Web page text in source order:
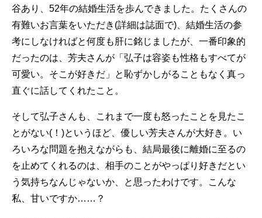
谷あり、52年の結婚生活を歩んできました。たくさんの
有難いお言葉をいただき(詳細は誌面で)、結婚生活の参
考にしなければと何度も肝に銘じましたが、一番印象的
だったのは、芳夫さんが「弘子は容姿も性格もすべてが
可愛い。そこが好きだ」と恥ずかしがることもなく真っ
直ぐに話してくれたこと。
そして弘子さんも、これまで一度も怒ったことを見たこ
とがない(！)というほど、優しい芳夫さんが大好き。い
ろいろな問題を抱えながらも、結局最後に離婚に至るの
を止めてくれるのは、相手のことがやっぱり好きだとい
う気持ちなんじゃないか、と思ったわけです。こんな
私、甘いですか……？